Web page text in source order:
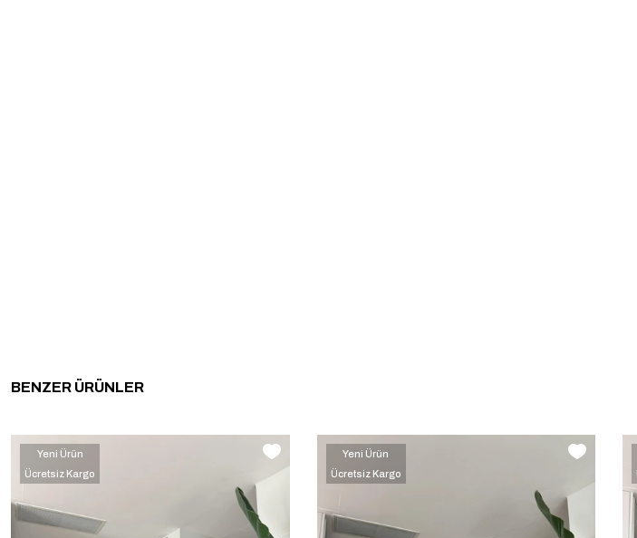
BENZER ÜRÜNLER
Yeni Ürün
Ücretsiz Kargo
Yeni Ürün
Ücretsiz Kargo